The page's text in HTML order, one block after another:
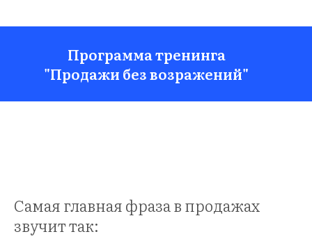
Программа тренинга
"Продажи без возражений"
Самая главная фраза в продажах
звучит так: